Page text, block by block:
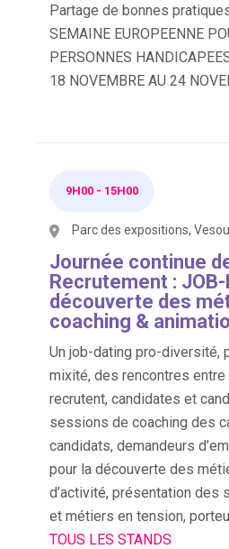
Partage de bonnes
SEMAINE EUROPEENNE
PERSONNES
18 NOVEMBRE AU 24
9H00 - 15H00
Parc des expositions,
Journée continue
Recrutement : JOB-
découverte des
coaching &
Un job-dating pro-diversité,
mixité, des rencontres
recrutent, candidates et
sessions de coaching des
candidats, demandeurs
pour la découverte des
d’activité, présentation des
et métiers en tension,
TOUS LES STANDS